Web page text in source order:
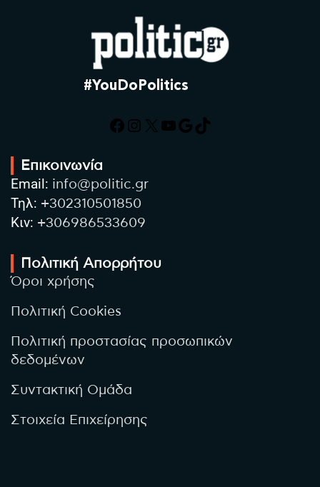
#YouDoPolitics
Facebook
Instagram
X YouTube
Google
TikTok
Επικοινωνία
Email: info@politic.gr
Τηλ: +302310501850
Κιν: +306986533609
Πολιτική Απορρήτου
Όροι χρήσης
Πολιτική Cookies
Πολιτική προστασίας προσωπικών
δεδομένων
Συντακτική Ομάδα
Στοιχεία Επιχείρησης